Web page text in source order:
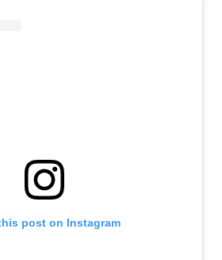
post on Instagram